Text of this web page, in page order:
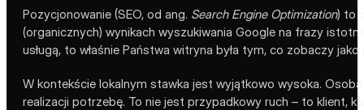
Pozycjonowanie (SEO, od ang. Search Engine Optimization) to
(organicznych) wynikach wyszukiwania Google na frazy
usługą, to właśnie Państwa witryna była tym, co zobaczy jako
W kontekście lokalnym stawka jest wyjątkowo wysoka.
realizacji potrzebę. To nie jest przypadkowy ruch – to klient,